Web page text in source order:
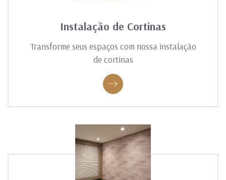
Instalação de Cortinas
Transforme seus espaços com nossa instalação
de cortinas